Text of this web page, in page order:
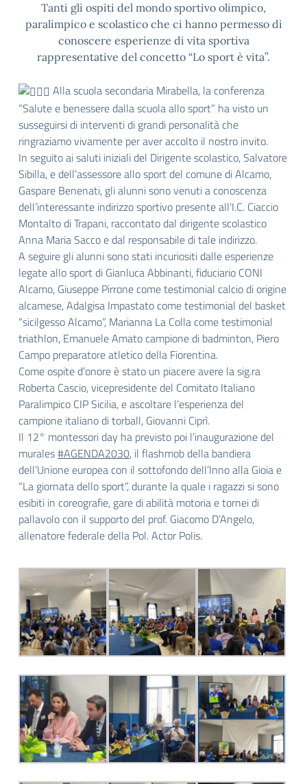
Tanti gli ospiti del mondo sportivo olimpico,
paralimpico e scolastico che ci hanno permesso di
conoscere esperienze di vita sportiva
rappresentative del concetto “Lo sport è vita”.
Alla scuola secondaria Mirabella, la conferenza
“Salute e benessere dalla scuola allo sport” ha visto un
susseguirsi di interventi di grandi personalità che
ringraziamo vivamente per aver accolto il nostro invito.
In seguito ai saluti iniziali del Dirigente scolastico, Salvatore
Sibilla, e dell’assessore allo sport del comune di Alcamo,
Gaspare Benenati, gli alunni sono venuti a conoscenza
dell’interessante indirizzo sportivo presente all’I.C. Ciaccio
Montalto di Trapani, raccontato dal dirigente scolastico
Anna Maria Sacco e dal responsabile di tale indirizzo.
A seguire gli alunni sono stati incuriositi dalle esperienze
legate allo sport di Gianluca Abbinanti, fiduciario CONI
Alcamo, Giuseppe Pirrone come testimonial calcio di origine
alcamese, Adalgisa Impastato come testimonial del basket
“sicilgesso Alcamo”, Marianna La Colla come testimonial
triathlon, Emanuele Amato campione di badminton, Piero
Campo preparatore atletico della Fiorentina.
Come ospite d’onore è stato un piacere avere la sig.ra
Roberta Cascio, vicepresidente del Comitato Italiano
Paralimpico CIP Sicilia, e ascoltare l’esperienza del
campione italiano di torball, Giovanni Ciprì.
Il 12° montessori day ha previsto poi l’inaugurazione del
murales#AGENDA2030, il flashmob della bandiera
dell’Unione europea con il sottofondo dell’Inno alla Gioia e
“La giornata dello sport”, durante la quale i ragazzi si sono
esibiti in coreografie, gare di abilità motoria e tornei di
pallavolo con il supporto del prof. Giacomo D’Angelo,
allenatore federale della Pol. Actor Polis.